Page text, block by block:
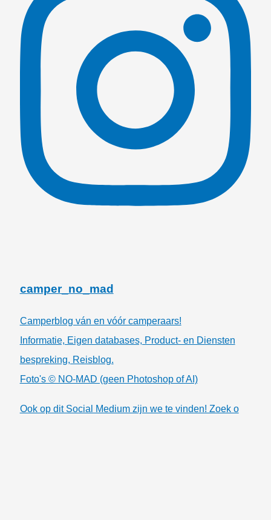
camper_no_mad
Camperblog ván en vóór camperaars!
Informatie, Eigen databases, Product- en Diensten
bespreking, Reisblog.
Foto's © NO-MAD (geen Photoshop of AI)
Ook op dit Social Medium zijn we te vinden! Zoek o